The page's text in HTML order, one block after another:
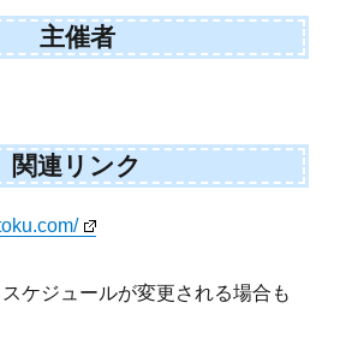
主催者
関連リンク
ケジュールが変更される場合も